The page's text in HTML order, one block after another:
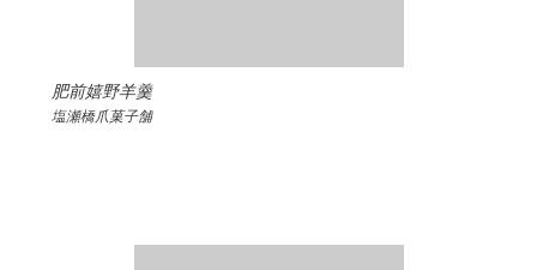
肥前嬉野羊羹
塩瀬橋爪菓子舗